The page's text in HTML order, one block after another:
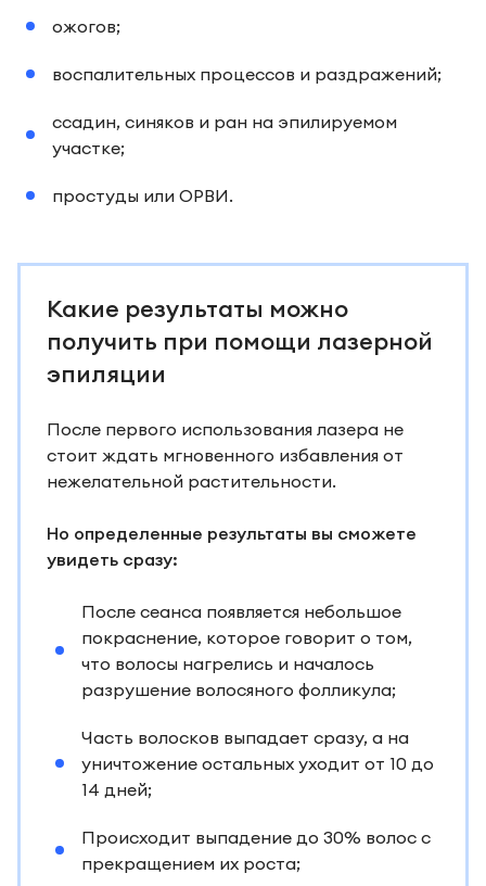
ожогов;
воспалительных процессов и раздражений;
ссадин, синяков и ран на эпилируемом
участке;
простуды или ОРВИ.
Какие результаты можно
получить при помощи лазерной
эпиляции
После первого использования лазера не
стоит ждать мгновенного избавления от
нежелательной растительности.
Но определенные результаты вы сможете
увидеть сразу:
После сеанса появляется небольшое
покраснение, которое говорит о том,
что волосы нагрелись и началось
разрушение волосяного фолликула;
Часть волосков выпадает сразу, а на
уничтожение остальных уходит от 10 до
14 дней;
Происходит выпадение до 30% волос с
прекращением их роста;